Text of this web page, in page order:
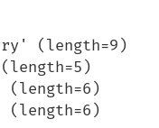
(length=9)
(length=6)